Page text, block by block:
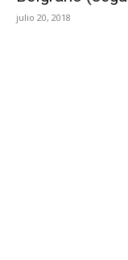
julio 20, 2018